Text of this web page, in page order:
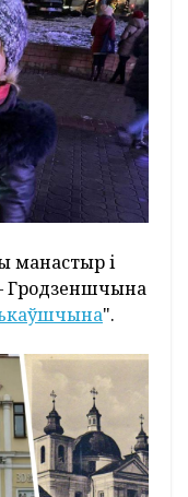
манастыр і
Гродзеншчына
".